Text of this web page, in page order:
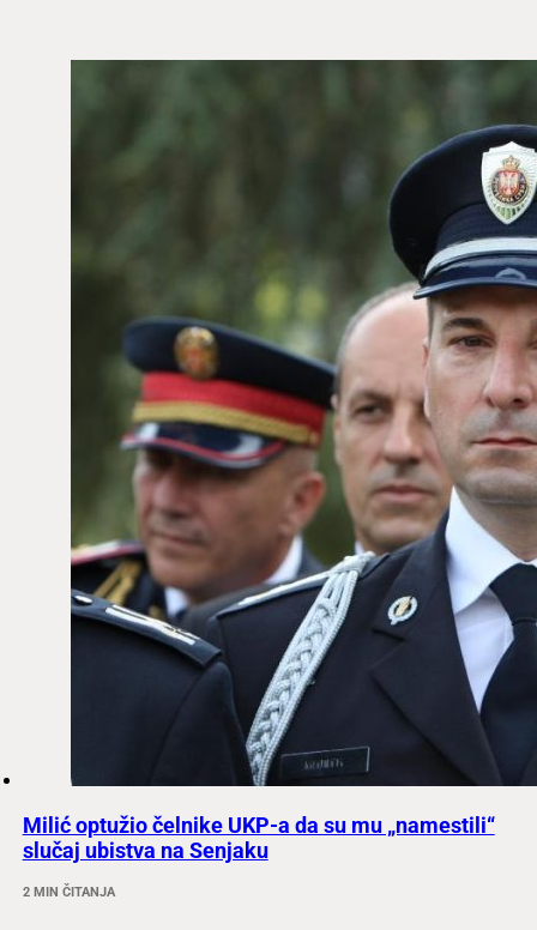
Milić optužio čelnike UKP-a da su mu „namestili“
slučaj ubistva na Senjaku
2 MIN ČITANJA